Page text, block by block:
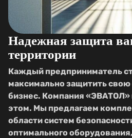
Надежная защита
территории
Каждый предприниматель
максимально защитить свою
бизнес. Компания «ЭВАТОЛ»
этом. Мы предлагаем
области систем
оптимального